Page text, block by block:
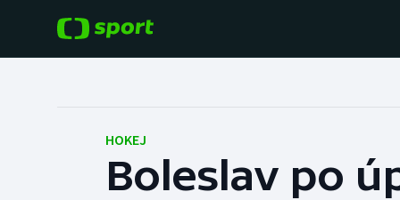
Hokej Baseball a softbal
HOKEJ
Boleslav po